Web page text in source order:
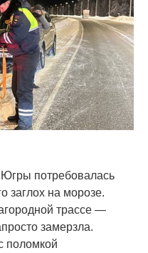
потребовалась
заглох на морозе.
трассе —
замерзла.
поломкой